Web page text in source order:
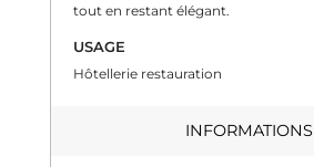
tout en restant élégant.
USAGE
Hôtellerie restauration
INFORMATIONS